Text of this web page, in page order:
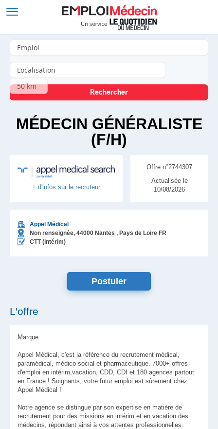
MÉDECIN GÉNÉRALISTE
(F/H)
+ d'infos sur le recruteur
Appel Médical
Non renseignée, 44000 Nantes , Pays de Loire FR
CTT (intérim)
Offre n°2744307
Actualisée le
10/08/2026
L'offre
Marque
Appel Médical, c'est la référence du recrutement médical,
paramédical, médico-social et pharmaceutique. 7000+ offres
d'emploi en intérim,vacation, CDD, CDI et 180 agences partout
en France ! Soignants, votre futur emploi est sûrement chez
Appel Médical !
Notre agence se distingue par son expertise en matière de
recrutement pour des missions en intérim et en vacation des
médecins, répondant ainsi à vos attentes professionnelles.